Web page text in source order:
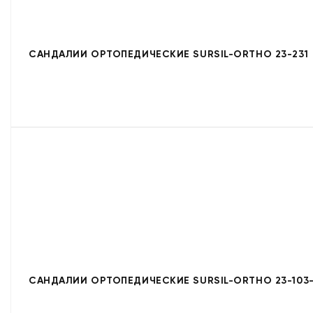
САНДАЛИИ ОРТОПЕДИЧЕСКИЕ SURSIL-ORTHO 23-231
САНДАЛИИ ОРТОПЕДИЧЕСКИЕ SURSIL-ORTHO 23-